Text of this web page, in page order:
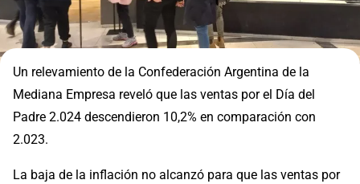
Un relevamiento de la Confederación Argentina de la
Mediana Empresa reveló que las ventas por el Día del
Padre 2.024 descendieron 10,2% en comparación con
2.023.
La baja de la inflación no alcanzó para que las ventas por